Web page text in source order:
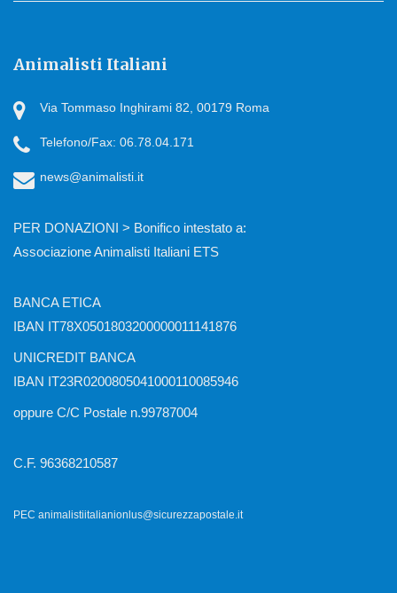
Animalisti Italiani
Via Tommaso Inghirami 82, 00179 Roma
Telefono/Fax: 06.78.04.171
news@animalisti.it
PER DONAZIONI > Bonifico intestato a:
Associazione Animalisti Italiani ETS
BANCA ETICA
IBAN IT78X0501803200000011141876
UNICREDIT BANCA
IBAN IT23R0200805041000110085946
oppure C/C Postale n.99787004
C.F. 96368210587
PEC animalistiitalianionlus@sicurezzapostale.it